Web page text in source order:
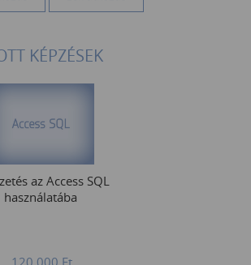
KÉPZÉSEK
az Access SQL
használatába
120 000 Ft